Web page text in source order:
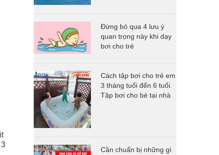
Đừng bỏ qua 4 lưu ý
quan trọng này khi dạy
bơi cho trẻ
Cách tập bơi cho trẻ em
3 tháng tuổi đến 6 tuổi.
Tập bơi cho bé tại nhà
Cần chuẩn bị những gì